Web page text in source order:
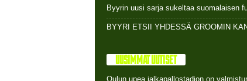
Byyrin uusi sarja sukeltaa suomalaisen
BYYRI ETSII YHDESSÄ GROOMIN
UUSIMMAT UUTISET
Oulun upea jalkapallostadion on